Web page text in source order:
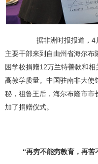
据非洲时报报道，4
主要干部来到自由州省海尔
困学校捐赠12万兰特善款和
高教学质量。中国驻南非大使
秘，祖鲁王后，海尔布隆市市
加了捐赠仪式。
“再穷不能穷教育，再苦